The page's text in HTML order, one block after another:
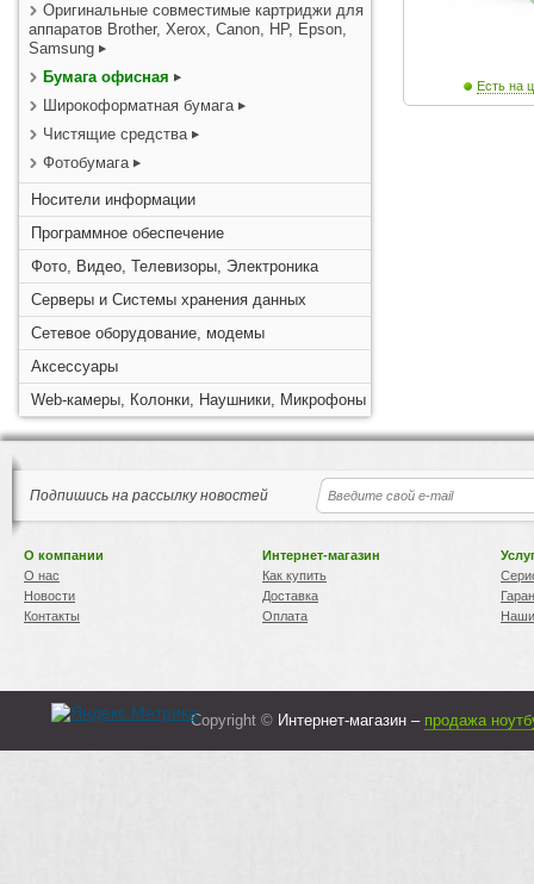
Оригинальные совместимые картриджи для
аппаратов Brother, Xerox, Canon, HP, Epson,
Samsung
Бумага офисная
Широкоформатная бумага
Чистящие средства
Фотобумага
Носители информации
Программное обеспечение
Фото, Видео, Телевизоры, Электроника
Серверы и Системы хранения данных
Сетевое оборудование, модемы
Аксессуары
Web-камеры, Колонки, Наушники, Микрофоны
Есть на
Подпишись на рассылку новостей
О компании
О нас
Новости
Контакты
Интернет-магазин
Как купить
Доставка
Оплата
Copyright © Интернет-магазин – продажа